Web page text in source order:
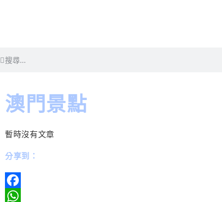
澳門景點
暫時沒有文章
分享到：
Facebook